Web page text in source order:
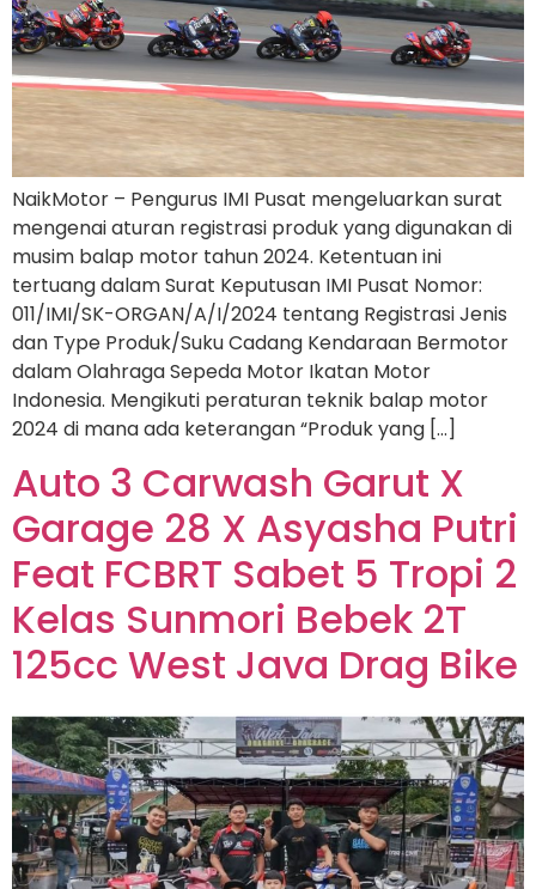
NaikMotor – Pengurus IMI Pusat mengeluarkan surat
mengenai aturan registrasi produk yang digunakan di
musim balap motor tahun 2024. Ketentuan ini
tertuang dalam Surat Keputusan IMI Pusat Nomor:
011/IMI/SK-ORGAN/A/I/2024 tentang Registrasi Jenis
dan Type Produk/Suku Cadang Kendaraan Bermotor
dalam Olahraga Sepeda Motor Ikatan Motor
Indonesia. Mengikuti peraturan teknik balap motor
2024 di mana ada keterangan “Produk yang […]
Auto 3 Carwash Garut X
Garage 28 X Asyasha Putri
Feat FCBRT Sabet 5 Tropi 2
Kelas Sunmori Bebek 2T
125cc West Java Drag Bike